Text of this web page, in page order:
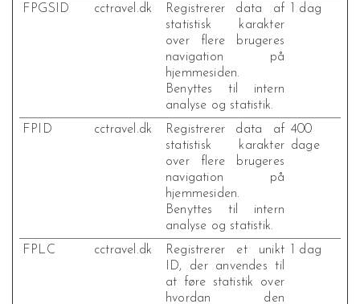
FPGSID cctravel.dk
Registrerer data af
statistisk karakter
over flere brugeres
navigation på
hjemmesiden.
Benyttes til intern
analyse og statistik.
1 dag
FPID cctravel.dk
Registrerer data af
statistisk karakter
over flere brugeres
navigation på
hjemmesiden.
Benyttes til intern
analyse og statistik.
400
dage
FPLC cctravel.dk
Registrerer et unikt
ID, der anvendes til
at føre statistik over
hvordan den
1 dag